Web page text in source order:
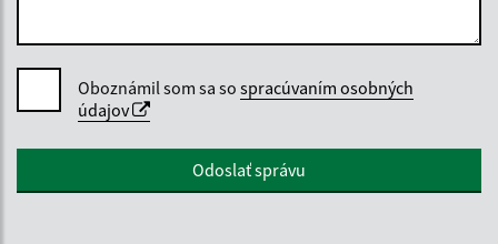
Oboznámil som sa so spracúvaním osobných
údajov
Google reCaptcha ResponseOdoslať správu